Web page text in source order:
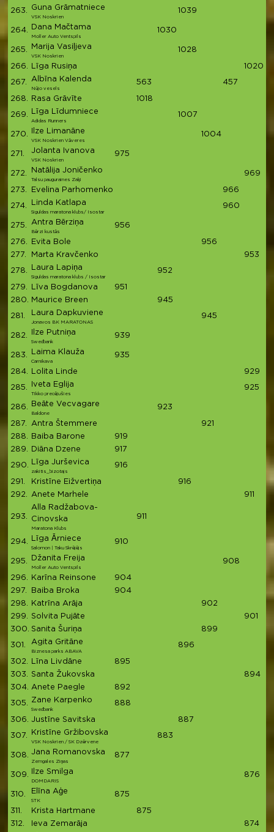
263. Guna Grāmatniece
VSK Noskrien
1039
264. Dana Mačtama
Moller Auto Ventspils
1030
265. Marija Vasiļjeva
VSK Noskrien
1028
266. Līga Rusiņa 1020
267. Albīna Kalenda
Nūjo vesels
563 457
268. Rasa Grāvīte 1018
269. Līga Līdumniece
Adidas Runners
1007
270. Ilze Limanāne
VSK Noskrien Vāveres
1004
271. Jolanta Ivanova
VSK Noskrien
975
272. Natālija Joničenko
Talsu pauguraines Zaķi
969
273. Evelina Parhomenko 966
274. Linda Katlapa
Siguldas maratona klubs/ Isostar
960
275. Antra Bērziņa
Bērzi kustās
956
276. Evita Bole 956
277.
Marta Kravčenko 953
278. Laura Lapiņa
Siguldas maratona klubs / Isostar
952
279. Līva Bogdanova 951
280.
Maurice Breen 945
281. Laura Dapkuviene
Jonavos BK MARATONAS
945
282. Ilze Putniņa
Swedbank
939
283. Laima Klauža
Carnikava
935
284. Lolita Linde 929
285. Iveta Eglija
Tikko precējušies
925
286. Beāte Vecvagare
Baldone
923
287. Antra Štemmere 921
288.
Baiba Barone 919
289.
Diāna Dzene 917
290. Līga Jurševica
zakitis_bizotajs
916
291. Kristīne Eižvertiņa 916
292.
Anete Marhele 911
293.
Alla Radžabova-
Cinovska
Maratona Klubs
911
294. Līga Ārniece
Salomon | Taku Skrējējs
910
295. Džanita Freija
Moller Auto Ventspils
908
296. Karīna Reinsone 904
297.
Baiba Broka 904
298.
Katrīna Arāja 902
299.
Solvita Pujāte 901
300.
Sanita Šuriņa 899
301. Agita Gritāne
Biznesa parks ABAVA
896
302. Līna Livdāne 895
303.
Santa Žukovska 894
304.
Anete Paegle 892
305. Zane Karpenko
Swedbank
888
306. Justīne Savitska 887
307. Kristīne Gržibovska
VSK Noskrien / SK Dzērvene
883
308. Jana Romanovska
Zemgales Ziņas
877
309. Ilze Smilga
DOMDARIS
876
310. Elīna Aģe
STK
875
311. Krista Hartmane 875
312.
Ieva Zemarāja 874